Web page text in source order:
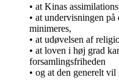
• at Kinas
• at undervisningen
minimeres,
• at udøvelsen af
• at loven i høj grad
forsamlingsfriheden
• og at den generelt